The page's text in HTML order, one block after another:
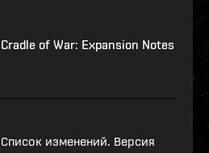
Cradle of War: Expansion Notes
Список изменений. Версия